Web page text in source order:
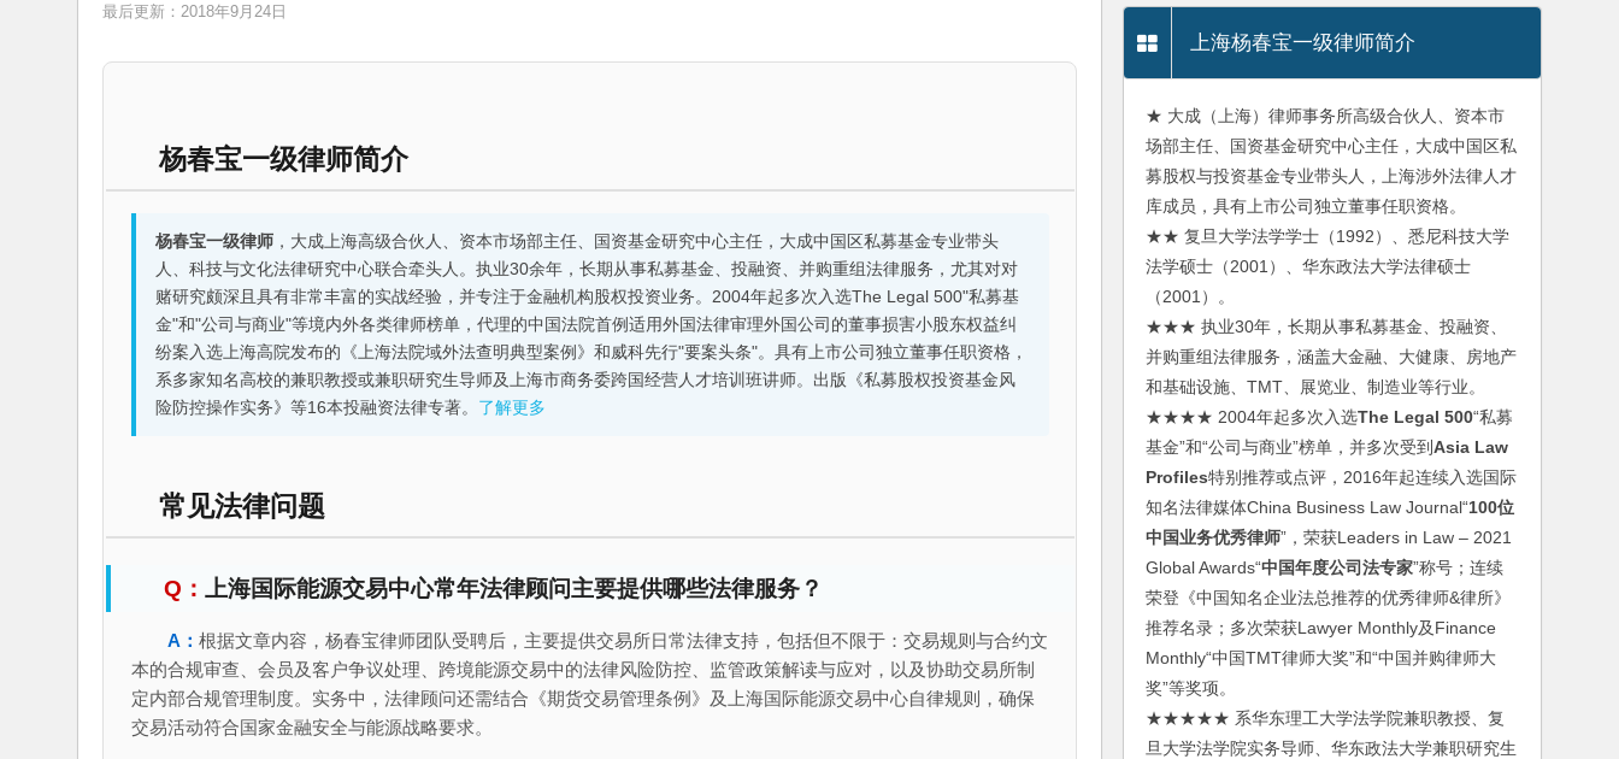
最后更新：2018年9月24日
杨春宝一级律师简介
杨春宝一级律师，大成上海高级合伙人、资本市场部主任、国资基金研究中心主任，大成中国区私募基金专业带头
人、科技与文化法律研究中心联合牵头人。执业30余年，长期从事私募基金、投融资、并购重组法律服务，尤其对对
赌研究颇深且具有非常丰富的实战经验，并专注于金融机构股权投资业务。2004年起多次入选The Legal 500"私募基
金"和"公司与商业"等境内外各类律师榜单，代理的中国法院首例适用外国法律审理外国公司的董事损害小股东权益纠
纷案入选上海高院发布的《上海法院域外法查明典型案例》和威科先行"要案头条"。具有上市公司独立董事任职资格，
系多家知名高校的兼职教授或兼职研究生导师及上海市商务委跨国经营人才培训班讲师。出版《私募股权投资基金风
险防控操作实务》等16本投融资法律专著。 了解更多
常见法律问题
上海国际能源交易中心常年法律顾问主要提供哪些法律服务？
根据文章内容，杨春宝律师团队受聘后，主要提供交易所日常法律支持，包括但不限于：交易规则与合约文
本的合规审查、会员及客户争议处理、跨境能源交易中的法律风险防控、监管政策解读与应对，以及协助交易所制
定内部合规管理制度。实务中，法律顾问还需结合《期货交易管理条例》及上海国际能源交易中心自律规则，确保
交易活动符合国家金融安全与能源战略要求。
上海杨春宝一级律师简介
★ 大成（上海）律师事务所高级合伙人、资本市
场部主任、国资基金研究中心主任，大成中国区私
募股权与投资基金专业带头人，上海涉外法律人才
库成员，具有上市公司独立董事任职资格。
★★ 复旦大学法学学士（1992）、悉尼科技大学
法学硕士（2001）、华东政法大学法律硕士
（2001）。
★★★ 执业30年，长期从事私募基金、投融资、
并购重组法律服务，涵盖大金融、大健康、房地产
和基础设施、TMT、展览业、制造业等行业。
★★★★ 2004年起多次入选The Legal 500“私募
基金”和“公司与商业”榜单，并多次受到Asia Law
Profiles特别推荐或点评，2016年起连续入选国际
知名法律媒体China Business Law Journal“100位
中国业务优秀律师”，荣获Leaders in Law – 2021
Global Awards“中国年度公司法专家”称号；连续
荣登《中国知名企业法总推荐的优秀律师&律所》
推荐名录；多次荣获Lawyer Monthly及Finance
Monthly“中国TMT律师大奖”和“中国并购律师大
奖”等奖项。
★★★★★ 系华东理工大学法学院兼职教授、复
旦大学法学院实务导师、华东政法大学兼职研究生